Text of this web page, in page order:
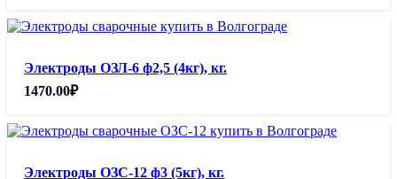
Электроды ОЗЛ-6 ф2,5 (4кг), кг.
1470.00₽
Электроды ОЗС-12 ф3 (5кг), кг.